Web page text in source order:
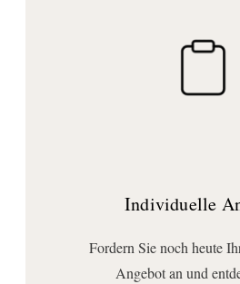
Individuelle
Fordern Sie noch heute
Angebot an und